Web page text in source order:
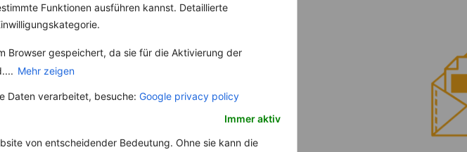
Funktionen ausführen kannst. Detaillierte
Browser gespeichert, da sie für die Aktivierung der
Mehr zeigen
Daten verarbeitet, besuche: Google privacy policy
Immer aktiv
von entscheidender Bedeutung. Ohne sie kann die